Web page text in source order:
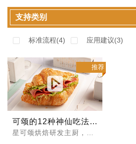
支持类别
标准流程(4) 应用建议(3)
推荐
可颂的12种神仙吃法-星可颂之「隐藏技能」系列